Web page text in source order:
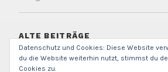
ALTE BEITRÄGE
Alte
Beiträge
Datenschutz und Cookies: Diese Website
du die Website weiterhin nutzt, stimmst du
Cookies zu.